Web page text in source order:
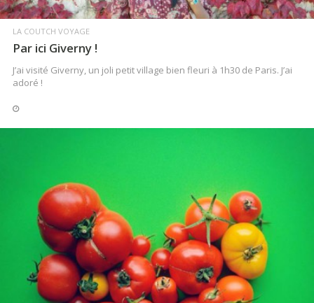
LA COUTCH VOYAGE
Par ici Giverny !
J’ai visité Giverny, un joli petit village bien fleuri à 1h30 de Paris. J’ai
adoré !
LIRE LA SUITE